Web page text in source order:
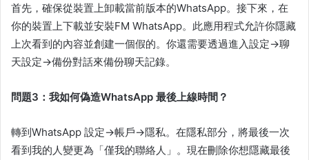
首先，確保從裝置上卸載當前版本的WhatsApp。接下來，在
你的裝置上下載並安裝FM WhatsApp。此應用程式允許你隱藏
上次看到的內容並創建一個假的。你還需要透過進入設定->聊
天設定->備份對話來備份聊天記錄。
問題3：我如何偽造WhatsApp 最後上線時間？
轉到WhatsApp 設定->帳戶->隱私。在隱私部分，將最後一次
看到我的人變更為「僅我的聯絡人」。現在刪除你想隱藏最後